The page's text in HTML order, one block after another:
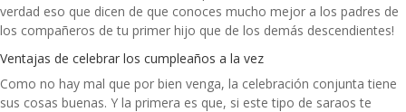
verdad eso que dicen de que conoces mucho mejor a los padres de
los compañeros de tu primer hijo que de los demás descendientes!
Ventajas de celebrar los cumpleaños a la vez
Como no hay mal que por bien venga, la celebración conjunta tiene
sus cosas buenas. Y la primera es que, si este tipo de saraos te